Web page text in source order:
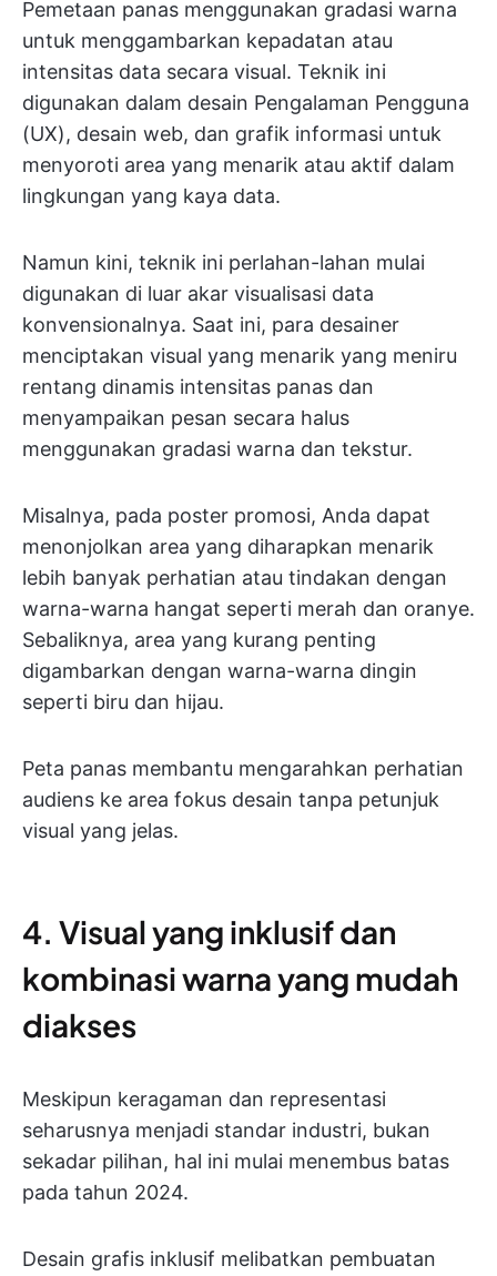
Pemetaan panas menggunakan gradasi warna
untuk menggambarkan kepadatan atau
intensitas data secara visual. Teknik ini
digunakan dalam desain Pengalaman Pengguna
(UX), desain web, dan grafik informasi untuk
menyoroti area yang menarik atau aktif dalam
lingkungan yang kaya data.
Namun kini, teknik ini perlahan-lahan mulai
digunakan di luar akar visualisasi data
konvensionalnya. Saat ini, para desainer
menciptakan visual yang menarik yang meniru
rentang dinamis intensitas panas dan
menyampaikan pesan secara halus
menggunakan gradasi warna dan tekstur.
Misalnya, pada poster promosi, Anda dapat
menonjolkan area yang diharapkan menarik
lebih banyak perhatian atau tindakan dengan
warna-warna hangat seperti merah dan oranye.
Sebaliknya, area yang kurang penting
digambarkan dengan warna-warna dingin
seperti biru dan hijau.
Peta panas membantu mengarahkan perhatian
audiens ke area fokus desain tanpa petunjuk
visual yang jelas.
4. Visual yang inklusif dan
kombinasi warna yang mudah
diakses
Meskipun keragaman dan representasi
seharusnya menjadi standar industri, bukan
sekadar pilihan, hal ini mulai menembus batas
pada tahun 2024.
Desain grafis inklusif melibatkan pembuatan